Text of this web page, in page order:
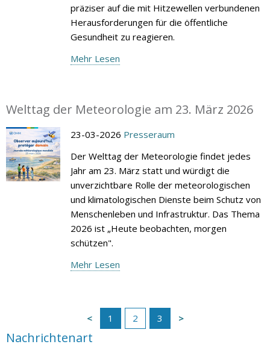
präziser auf die mit Hitzewellen verbundenen
Herausforderungen für die öffentliche
Gesundheit zu reagieren.
Mehr Lesen
Welttag der Meteorologie am 23. März 2026
23-03-2026 Presseraum
Der Welttag der Meteorologie findet jedes
Jahr am 23. März statt und würdigt die
unverzichtbare Rolle der meteorologischen
und klimatologischen Dienste beim Schutz von
Menschenleben und Infrastruktur. Das Thema
2026 ist „Heute beobachten, morgen
schützen".
Mehr Lesen
1 2 3
Nachrichtenart